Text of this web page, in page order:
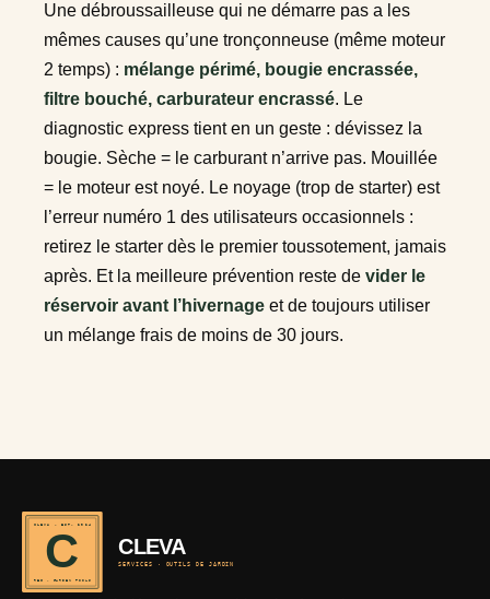
Une débroussailleuse qui ne démarre pas a les
mêmes causes qu’une tronçonneuse (même moteur
2 temps) : mélange périmé, bougie encrassée,
filtre bouché, carburateur encrassé. Le
diagnostic express tient en un geste : dévissez la
bougie. Sèche = le carburant n’arrive pas. Mouillée
= le moteur est noyé. Le noyage (trop de starter) est
l’erreur numéro 1 des utilisateurs occasionnels :
retirez le starter dès le premier toussotement, jamais
après. Et la meilleure prévention reste de vider le
réservoir avant l’hivernage et de toujours utiliser
un mélange frais de moins de 30 jours.
C
CLEVA · EST. 2024
REF · GARDEN TOOLS
CLEVA
SERVICES · OUTILS DE JARDIN